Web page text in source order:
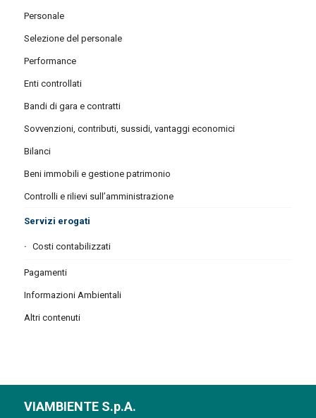
Personale
Selezione del personale
Performance
Enti controllati
Bandi di gara e contratti
Sovvenzioni, contributi, sussidi, vantaggi economici
Bilanci
Beni immobili e gestione patrimonio
Controlli e rilievi sull’amministrazione
Servizi erogati
Costi contabilizzati
Pagamenti
Informazioni Ambientali
Altri contenuti
VIAMBIENTE S.p.A.